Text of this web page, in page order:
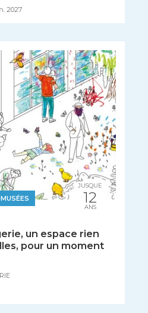
2027
MUSÉES
un espace rien
pour un moment
JUSQUE
12
ANS